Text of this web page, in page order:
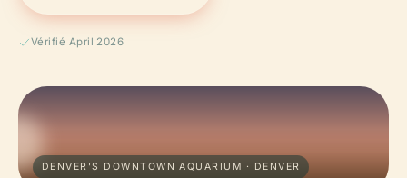
Vérifié April 2026
DENVER'S DOWNTOWN AQUARIUM · DENVER